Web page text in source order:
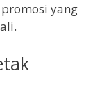
yang